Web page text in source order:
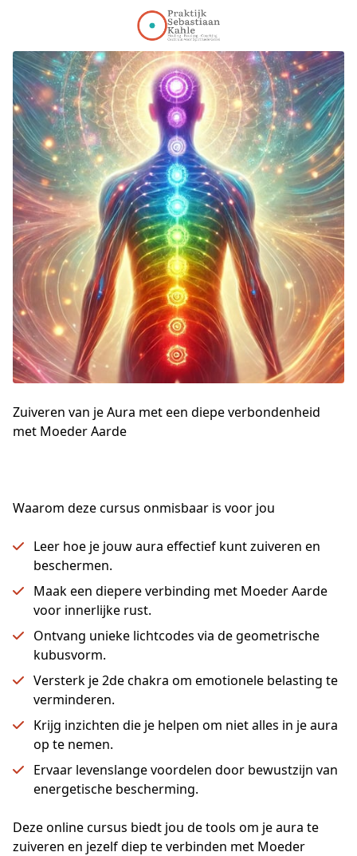
Zuiveren van je Aura met een diepe verbondenheid
met Moeder Aarde
Waarom deze cursus onmisbaar is voor jou
Leer hoe je jouw aura effectief kunt zuiveren en
beschermen.
Maak een diepere verbinding met Moeder Aarde
voor innerlijke rust.
Ontvang unieke lichtcodes via de geometrische
kubusvorm.
Versterk je 2de chakra om emotionele belasting te
verminderen.
Krijg inzichten die je helpen om niet alles in je aura
op te nemen.
Ervaar levenslange voordelen door bewustzijn van
energetische bescherming.
Deze online cursus biedt jou de tools om je aura te
zuiveren en jezelf diep te verbinden met Moeder